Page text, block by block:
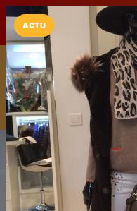
LaCarte
Installez
Téléchargez
commerces
Télécharger
ACTU